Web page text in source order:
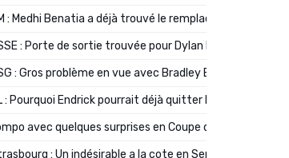
: Medhi Benatia a déjà trouvé le remplaçant de Robinio
: Porte de sortie trouvée pour Dylan Batubinsika
: Gros problème en vue avec Bradley Barcola ?
: Pourquoi Endrick pourrait déjà quitter Lyon en janvier
avec quelques surprises en Coupe de France
: Un indésirable a la cote en Serie A